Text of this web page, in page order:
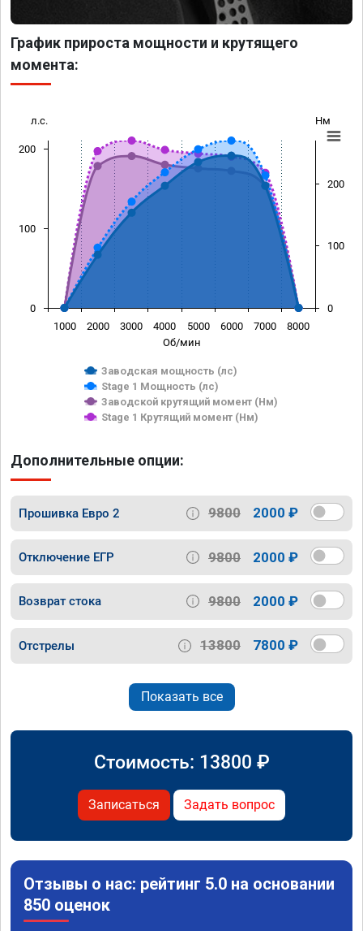
График прироста мощности и крутящего
момента:
Об/мин
л.с. Нм
Заводская мощность (лс)
Stage 1 Мощность (лс)
Заводской крутящий момент (Нм)
Stage 1 Крутящий момент (Нм)
1000 2000 3000 4000 5000 6000 7000 8000
0
100
200
0
100
200
Дополнительные опции:
Прошивка Евро 2 9800 2000 ₽
Отключение ЕГР 9800 2000 ₽
Возврат стока 9800 2000 ₽
Отстрелы 13800 7800 ₽
Показать все
Стоимость: 13800 ₽
Записаться Задать вопрос
Отзывы о нас: рейтинг 5.0 на основании
850 оценок